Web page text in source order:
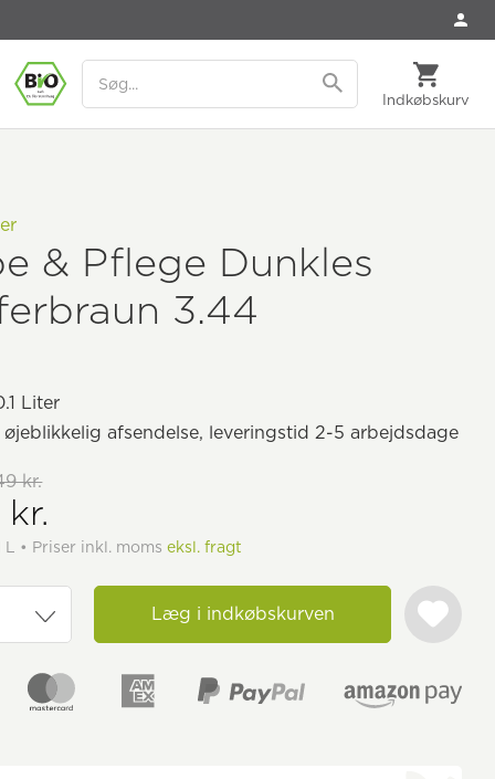
Indkøbskurv
& Pflege Dunkles
3.44
Liter
øjeblikkelig afsendelse, leveringstid 2-5 arbejdsdage
kr.
kr.
L • Priser inkl. momseksl. fragt
Læg i indkøbskurven